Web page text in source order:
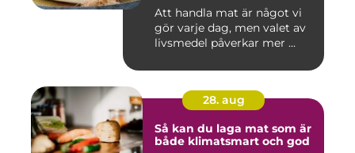
Att handla mat är något vi
gör varje dag, men valet av
livsmedel påverkar mer ...
28. aug
Så kan du laga mat som är
både klimatsmart och god